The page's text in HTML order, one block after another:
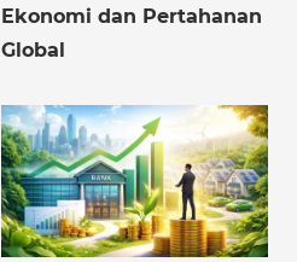
Ekonomi dan Pertahanan
Global